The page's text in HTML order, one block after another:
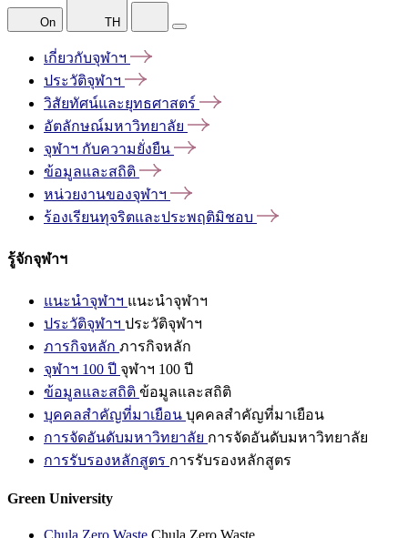
On TH
เกี่ยวกับจุฬาฯ
ประวัติจุฬาฯ
วิสัยทัศน์และยุทธศาสตร์
อัตลักษณ์มหาวิทยาลัย
จุฬาฯ กับความยั่งยืน
ข้อมูลและสถิติ
หน่วยงานของจุฬาฯ
ร้องเรียนทุจริตและประพฤติมิชอบ
รู้จักจุฬาฯ
แนะนำจุฬาฯ แนะนำจุฬาฯ
ประวัติจุฬาฯ ประวัติจุฬาฯ
ภารกิจหลัก ภารกิจหลัก
จุฬาฯ 100 ปี จุฬาฯ 100 ปี
ข้อมูลและสถิติ ข้อมูลและสถิติ
บุคคลสำคัญที่มาเยือน บุคคลสำคัญที่มาเยือน
การจัดอันดับมหาวิทยาลัย การจัดอันดับมหาวิทยาลัย
การรับรองหลักสูตร การรับรองหลักสูตร
Green University
Chula Zero Waste Chula Zero Waste